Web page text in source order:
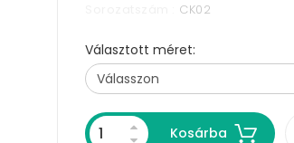
CK02
Választott méret:
Kosárba